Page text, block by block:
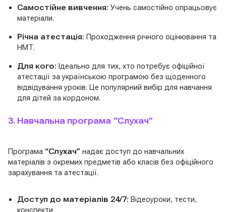
Самостійне вивчення: Учень самостійно опрацьовує
матеріали.
Річна атестація: Проходження річного оцінювання та
НМТ.
Для кого: Ідеально для тих, хто потребує офіційної
атестації за українською програмою без щоденного
відвідування уроків. Це популярний вибір для навчання
для дітей за кордоном.
3. Навчальна програма “Слухач”
Програма “Слухач” надає доступ до навчальних
матеріалів з окремих предметів або класів без офіційного
зарахування та атестації.
Доступ до матеріалів 24/7: Відеоуроки, тести,
конспекти.